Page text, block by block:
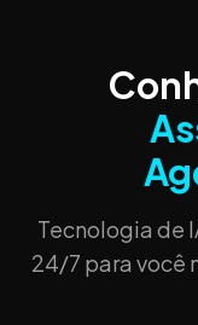
Tecnologia de
24/7 para você